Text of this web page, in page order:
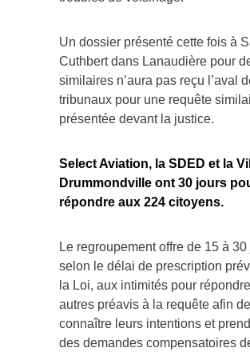
Un dossier présenté cette fois à
Cuthbert dans Lanaudière pour
similaires n’aura pas reçu l’aval
tribunaux pour une requête
présentée devant la justice.
Select Aviation, la SDED et la
Drummondville ont 30 jours
répondre aux 224 citoyens.
Le regroupement offre de 15 à 30
selon le délai de prescription
la Loi, aux intimités pour
autres préavis à la requête afin
connaître leurs intentions et
des demandes compensatoires